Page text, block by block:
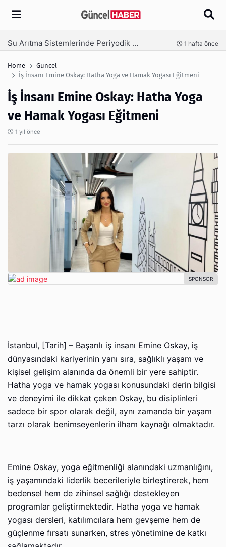
Arama
Ambalaj Süreçlerinde Yeni Nesil Verimliliği Olimpack ile Yakalayın 3 hafta önce
Home
Güncel
İş İnsanı Emine Oskay: Hatha Yoga ve Hamak Yogası Eğitmeni
İş İnsanı Emine Oskay: Hatha Yoga
ve Hamak Yogası Eğitmeni
1 yıl önce
İstanbul, [Tarih] – Başarılı iş insanı Emine Oskay, iş
dünyasındaki kariyerinin yanı sıra, sağlıklı yaşam ve
kişisel gelişim alanında da önemli bir yere sahiptir.
Hatha yoga ve hamak yogası konusundaki derin bilgisi
ve deneyimi ile dikkat çeken Oskay, bu disiplinleri
sadece bir spor olarak değil, aynı zamanda bir yaşam
tarzı olarak benimseyenlerin ilham kaynağı olmaktadır.
Emine Oskay, yoga eğitmenliği alanındaki uzmanlığını,
iş yaşamındaki liderlik becerileriyle birleştirerek, hem
bedensel hem de zihinsel sağlığı destekleyen
programlar geliştirmektedir. Hatha yoga ve hamak
yogası dersleri, katılımcılara hem gevşeme hem de
güçlenme fırsatı sunarken, stres yönetimine de katkı